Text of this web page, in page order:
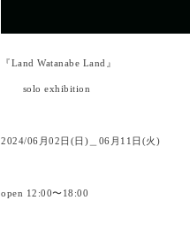
『Land Watanabe Land』
solo exhibition
2024/06月02日(日)＿06月11日(火)
open 12:00〜18:00